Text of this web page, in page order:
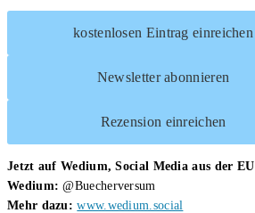
kostenlosen Eintrag einreichen
Newsletter abonnieren
Rezension einreichen
Jetzt auf Wedium, Social Media aus der EU
Wedium: @Buecherversum
Mehr dazu: www.wedium.social